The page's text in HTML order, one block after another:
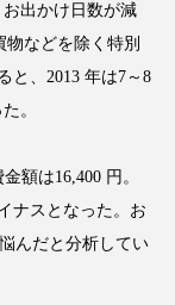
プケア
出かけ日数が減
などを除く特別
と、2013 年は7～8
。
額は16,400 円。
ナスとなった。お
んだと分析してい